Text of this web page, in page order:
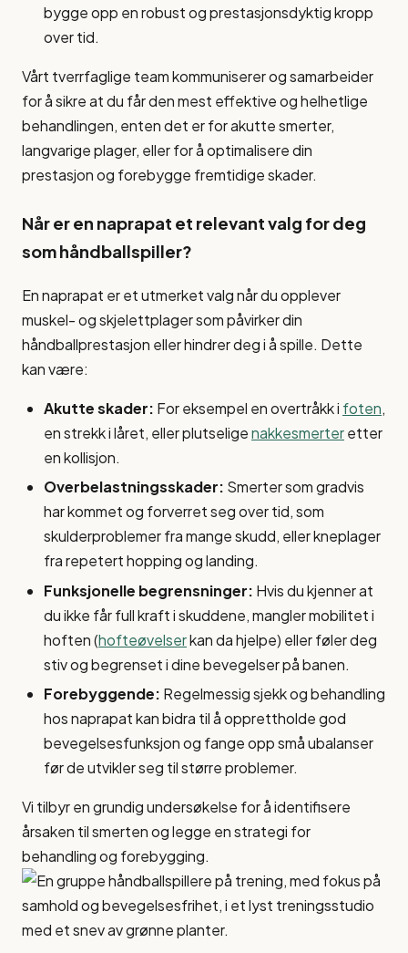
bygge opp en robust og prestasjonsdyktig kropp
over tid.
Vårt tverrfaglige team kommuniserer og samarbeider
for å sikre at du får den mest effektive og helhetlige
behandlingen, enten det er for akutte smerter,
langvarige plager, eller for å optimalisere din
prestasjon og forebygge fremtidige skader.
Når er en naprapat et relevant valg for deg
som håndballspiller?
En naprapat er et utmerket valg når du opplever
muskel- og skjelettplager som påvirker din
håndballprestasjon eller hindrer deg i å spille. Dette
kan være:
Akutte skader: For eksempel en overtråkk i foten,
en strekk i låret, eller plutseligenakkesmerteretter
en kollisjon.
Overbelastningsskader: Smerter som gradvis
har kommet og forverret seg over tid, som
skulderproblemer fra mange skudd, eller kneplager
fra repetert hopping og landing.
Funksjonelle begrensninger: Hvis du kjenner at
du ikke får full kraft i skuddene, mangler mobilitet i
hoften (hofteøvelserkan da hjelpe) eller føler deg
stiv og begrenset i dine bevegelser på banen.
Forebyggende: Regelmessig sjekk og behandling
hos naprapat kan bidra til å opprettholde god
bevegelsesfunksjon og fange opp små ubalanser
før de utvikler seg til større problemer.
Vi tilbyr en grundig undersøkelse for å identifisere
årsaken til smerten og legge en strategi for
behandling og forebygging.